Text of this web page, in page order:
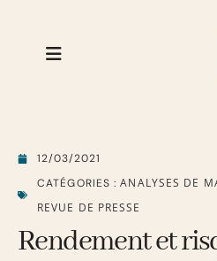
12/03/2021
CATÉGORIES : ANALYSES DE
REVUE DE PRESSE
Rendement et